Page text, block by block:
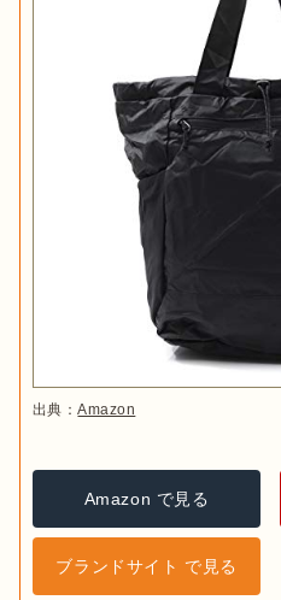
出典：Amazon
Amazon で見る
ブランドサイト で見る